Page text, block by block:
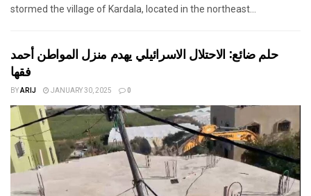
stormed the village of Kardala, located in the northeast...
حلم ضائع: الاحتلال الاسرائيلي يهدم منزل المواطن أحمد
فقها
BYARIJ JANUARY 30, 2025 0